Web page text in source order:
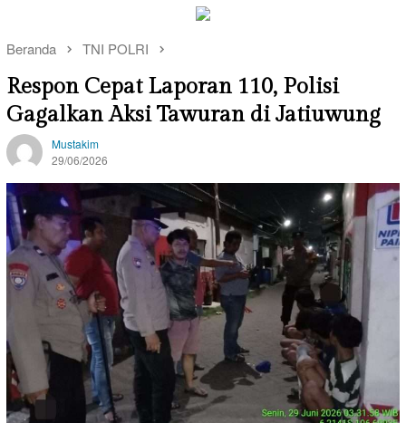
Beranda TNI POLRI
Respon Cepat Laporan 110, Polisi
Gagalkan Aksi Tawuran di Jatiuwung
Mustakim
29/06/2026